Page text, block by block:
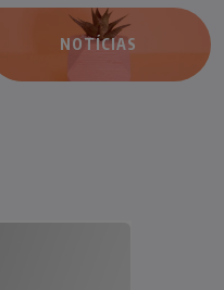
NOTÍCIAS